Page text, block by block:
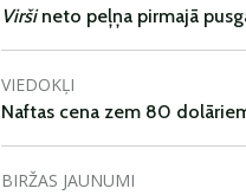
Viršineto peļņa pirmajā
VIEDOKĻI
Naftas cena zem 80
BIRŽAS JAUNUMI